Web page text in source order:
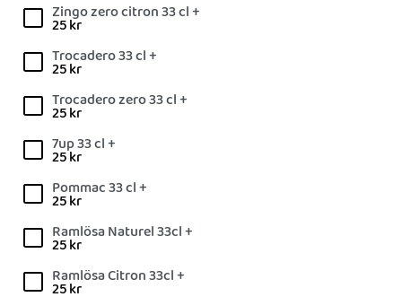
Zingo zero citron 33 cl +
25kr
Trocadero 33 cl +
25kr
Trocadero zero 33 cl +
25kr
7up 33 cl +
25kr
Pommac 33 cl +
25kr
Ramlösa Naturel 33cl +
25kr
Ramlösa Citron 33cl +
25kr